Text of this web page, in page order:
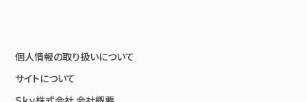
個人情報の取り扱いについて
サイトについて